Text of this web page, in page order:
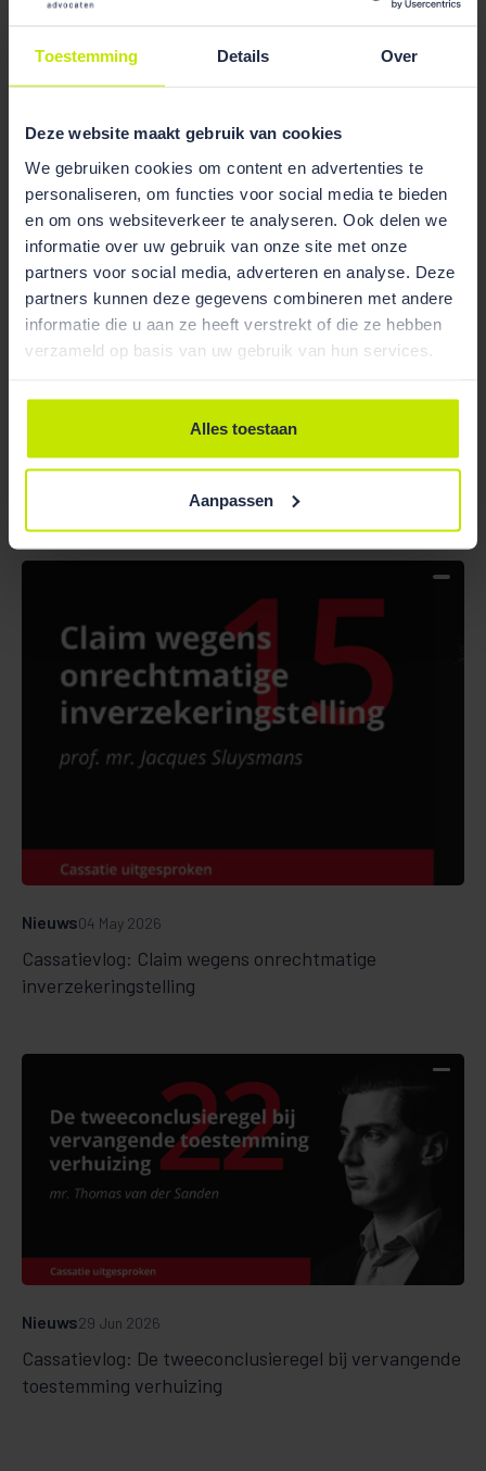
Toestemming Details Over
Deze website maakt gebruik van cookies
We gebruiken cookies om content en advertenties te
personaliseren, om functies voor social media te bieden
en om ons websiteverkeer te analyseren. Ook delen we
informatie over uw gebruik van onze site met onze
partners voor social media, adverteren en analyse. Deze
partners kunnen deze gegevens combineren met andere
informatie die u aan ze heeft verstrekt of die ze hebben
verzameld op basis van uw gebruik van hun services.
Alles toestaan
Aanpassen
Aslihan Durmus start bij ons op kantoor
Cassatievlog: Claim wegens onrechtmatige
inverzekeringstelling
Nieuws04 May 2026
Cassatievlog: De tweeconclusieregel bij vervangende
toestemming verhuizing
Nieuws29 Jun 2026